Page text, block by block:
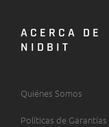
ACERCA DE
NIDBIT
Quiénes Somos
Políticas de Garantías